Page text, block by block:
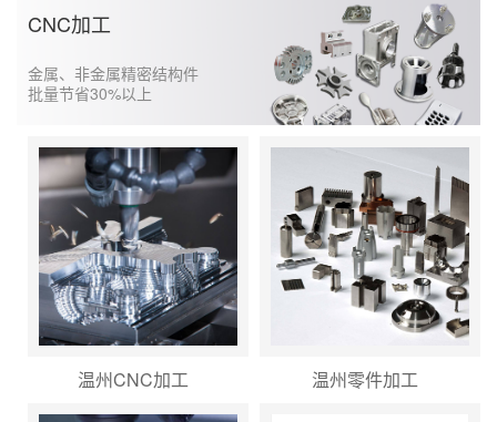
CNC加工
金属、非金属精密结构件
批量节省30%以上
温州CNC加工 温州零件加工